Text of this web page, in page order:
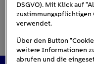
DSGVO). Mit Klick auf
zustimmungspflichtigen
verwendet.
Über den Button
weitere Informationen
abrufen und die